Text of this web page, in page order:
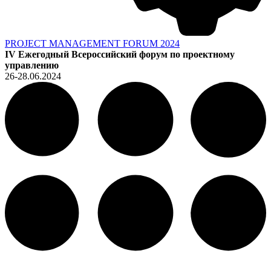
PROJECT MANAGEMENT FORUM 2024
IV Ежегодный Всероссийский форум по проектному
управлению
26-28.06.2024